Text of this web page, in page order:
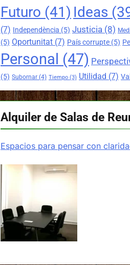
Futuro (41) Ideas
(7) Independència (5) Justicia (8)
(5) Oportunitat (7) País corrupte (5)
Personal (47)
(5) Subornar (4) Tiempo (3) Utilidad (7)
Alquiler de Salas de
Espacios para pensar con